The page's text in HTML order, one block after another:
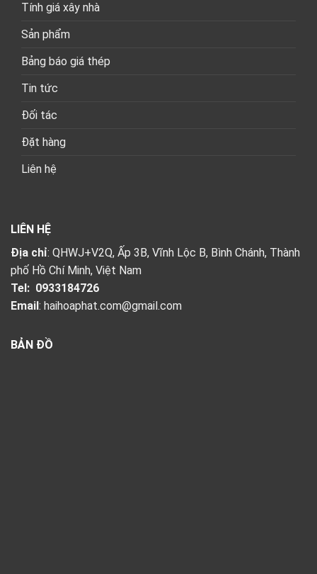
Tính giá xây nhà
Sản phẩm
Bảng báo giá thép
Tin tức
Đối tác
Đặt hàng
Liên hệ
LIÊN HỆ
Địa chỉ: QHWJ+V2Q, Ấp 3B, Vĩnh Lộc B, Bình Chánh, Thành
phố Hồ Chí Minh, Việt Nam
Tel: 0933184726
Email : haihoaphat.com@gmail.com
BẢN ĐỒ